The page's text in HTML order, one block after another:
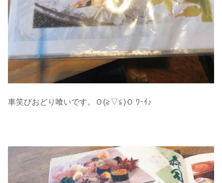
車笑びおどり喰いです。Ｏ(≧▽≦)Ｏ ﾜｰｲ♪